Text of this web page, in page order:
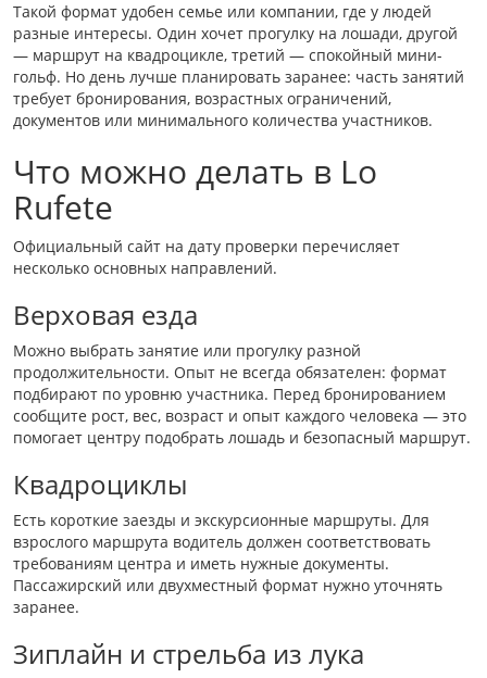
Такой формат удобен семье или компании, где у людей
разные интересы. Один хочет прогулку на лошади, другой
— маршрут на квадроцикле, третий — спокойный мини-
гольф. Но день лучше планировать заранее: часть занятий
требует бронирования, возрастных ограничений,
документов или минимального количества участников.
Что можно делать в Lo
Rufete
Официальный сайт на дату проверки перечисляет
несколько основных направлений.
Верховая езда
Можно выбрать занятие или прогулку разной
продолжительности. Опыт не всегда обязателен: формат
подбирают по уровню участника. Перед бронированием
сообщите рост, вес, возраст и опыт каждого человека — это
помогает центру подобрать лошадь и безопасный маршрут.
Квадроциклы
Есть короткие заезды и экскурсионные маршруты. Для
взрослого маршрута водитель должен соответствовать
требованиям центра и иметь нужные документы.
Пассажирский или двухместный формат нужно уточнять
заранее.
Зиплайн и стрельба из лука